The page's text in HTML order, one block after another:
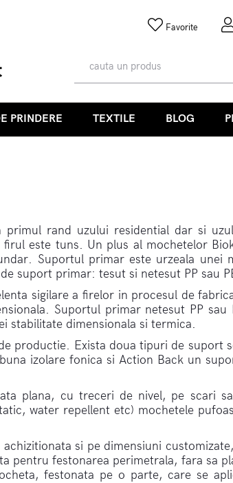
Favorite
PRINDERE TEXTILE BLOG
primul rand uzului residential dar si
este tuns. Un plus al mochetelor
Suportul primar este urzeala unei
suport primar: tesut si netesut PP sau
sigilare a firelor in procesul de
Suportul primar netesut PP sau
stabilitate dimensionala si termica.
productie. Exista doua tipuri de suport
izolare fonica si Action Back un
plana, cu treceri de nivel, pe scari
water repellent etc) mochetele
si pe dimensiuni
pentru festonarea perimetrala, fara sa
festonata pe o parte, care se